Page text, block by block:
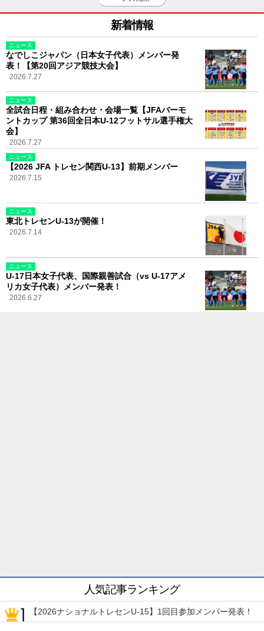
新着情報
ニュース
なでしこジャパン（日本女子代表）メンバー発
表！【第20回アジア競技大会】
2026.7.27
ニュース
全試合日程・組み合わせ・会場一覧【JFAバーモ
ントカップ 第36回全日本U-12フットサル選手権大
会】
2026.7.27
ニュース
【2026 JFA トレセン関西U-13】前期メンバー
2026.7.15
ニュース
東北トレセンU-13が開催！
2026.7.14
ニュース
U-17日本女子代表、国際親善試合（vs U-17アメ
リカ女子代表）メンバー発表！
2026.6.27
人気記事ランキング
【2026ナショナルトレセンU-15】1回目参加メンバー発表！